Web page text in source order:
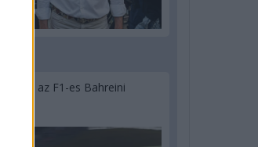
az F1-es Bahreini